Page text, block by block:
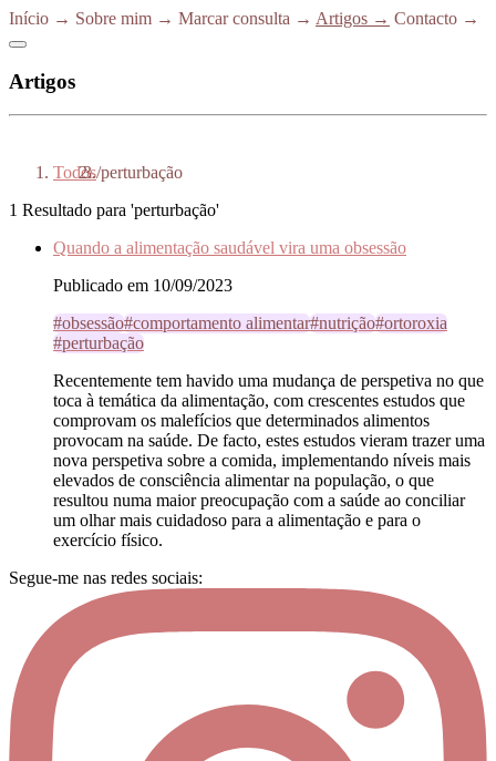
Início → Sobre mim → Marcar consulta → Artigos → Contacto →
Artigos
Todos/perturbação
1 Resultado para 'perturbação'
Quando a alimentação saudável vira uma obsessão
Publicado em 10/09/2023
#obsessão#comportamento alimentar#nutrição#ortoroxia
#perturbação
Recentemente tem havido uma mudança de perspetiva no que
toca à temática da alimentação, com crescentes estudos que
comprovam os malefícios que determinados alimentos
provocam na saúde. De facto, estes estudos vieram trazer uma
nova perspetiva sobre a comida, implementando níveis mais
elevados de consciência alimentar na população, o que
resultou numa maior preocupação com a saúde ao conciliar
um olhar mais cuidadoso para a alimentação e para o
exercício físico.
Segue-me nas redes sociais: